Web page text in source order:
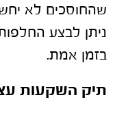
שהחוסכים לא
ניתן לבצע
בזמן אמת.
תיק השקעות